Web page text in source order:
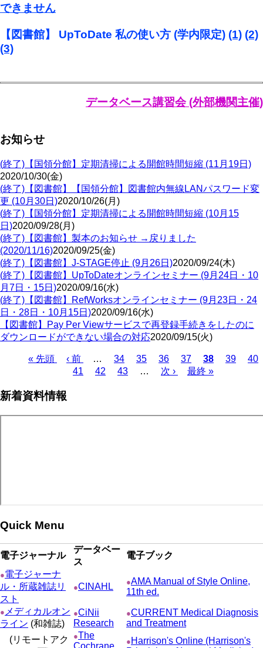
できません
【図書館】 UpToDate 私の使い方 (学内限定) (1) (2)
(3)
データベース講習会 (外部機関主催)
お知らせ
(終了)【国領分館】定期清掃による開館時間短縮 (11月19日)
2020/10/30(金)
(終了)【図書館】【国領分館】図書館内無線LANパスワード変
更 (10月30日)2020/10/26(月)
(終了)【国領分館】定期清掃による開館時間短縮 (10月15
日)2020/09/28(月)
(終了)【図書館】製本のお知らせ →戻りました
(2020/11/16)2020/09/25(金)
(終了)【図書館】J-STAGE停止 (9月26日)2020/09/24(木)
(終了)【図書館】UpToDateオンラインセミナー (9月24日・10
月7日・15日)2020/09/16(水)
(終了)【図書館】RefWorksオンラインセミナー (9月23日・24
日・28日・10月15日)2020/09/16(水)
【図書館】Pay Per Viewサービスで再登録手続きをしたのに
ダウンロードができない場合の対応2020/09/15(火)
ジ
先
ー
« 先頭
前
ペ
‹ 前 … Page
34 Page
35 Page
36 Page
37
カ
レ
38 Page
39
40
Page
41 Page
42 Page
43 …
次
次 ›
最
最終 »
新着資料情報
Quick Menu
電子ジャーナル
データベー
ス
電子ブック
●電子ジャーナ
ル・所蔵雑誌リ
スト
●CINAHL ●AMA Manual of Style Online,
11th ed.
● メディカルオン
ライン (和雑誌)
●CiNii
Research
●CURRENT Medical Diagnosis
and Treatment
(リモートアク
●The
Cochrane
● Harrison's Online (Harrison's